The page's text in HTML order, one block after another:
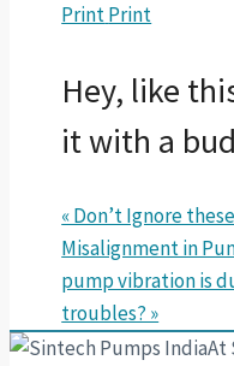
PrintPrint
Hey, like
it with a
« Don’t Ignore
Misalignment in
pump vibration is
troubles? »
At